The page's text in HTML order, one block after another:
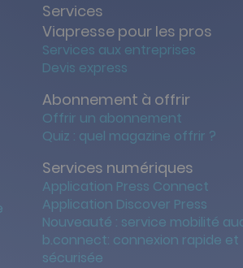
Services
Viapresse pour les pros
Services aux entreprises
Devis express
Abonnement à offrir
Offrir un abonnement
Quiz : quel magazine offrir ?
Services numériques
Application Press Connect
Application Discover Press
Nouveauté : service mobilité
b.connect: connexion rapide et
sécurisée